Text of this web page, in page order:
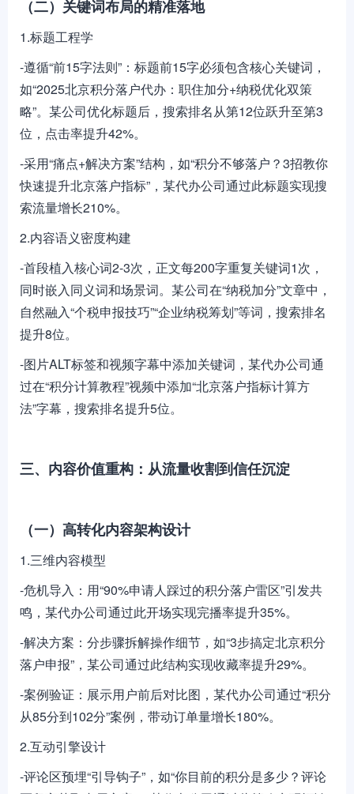
（二）关键词布局的精准落地
1.标题工程学
-遵循“前15字法则”：标题前15字必须包含核心关键词，
如“2025北京积分落户代办：职住加分+纳税优化双策
略”。某公司优化标题后，搜索排名从第12位跃升至第3
位，点击率提升42%。
-采用“痛点+解决方案”结构，如“积分不够落户？3招教你
快速提升北京落户指标”，某代办公司通过此标题实现搜
索流量增长210%。
2.内容语义密度构建
-首段植入核心词2-3次，正文每200字重复关键词1次，
同时嵌入同义词和场景词。某公司在“纳税加分”文章中，
自然融入“个税申报技巧”“企业纳税筹划”等词，搜索排名
提升8位。
-图片ALT标签和视频字幕中添加关键词，某代办公司通
过在“积分计算教程”视频中添加“北京落户指标计算方
法”字幕，搜索排名提升5位。
三、内容价值重构：从流量收割到信任沉淀
（一）高转化内容架构设计
1.三维内容模型
-危机导入：用“90%申请人踩过的积分落户雷区”引发共
鸣，某代办公司通过此开场实现完播率提升35%。
-解决方案：分步骤拆解操作细节，如“3步搞定北京积分
落户申报”，某公司通过此结构实现收藏率提升29%。
-案例验证：展示用户前后对比图，某代办公司通过“积分
从85分到102分”案例，带动订单量增长180%。
2.互动引擎设计
-评论区预埋“引导钩子”，如“你目前的积分是多少？评论